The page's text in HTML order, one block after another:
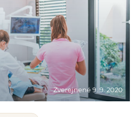
Zverejnené 9. 9. 2020